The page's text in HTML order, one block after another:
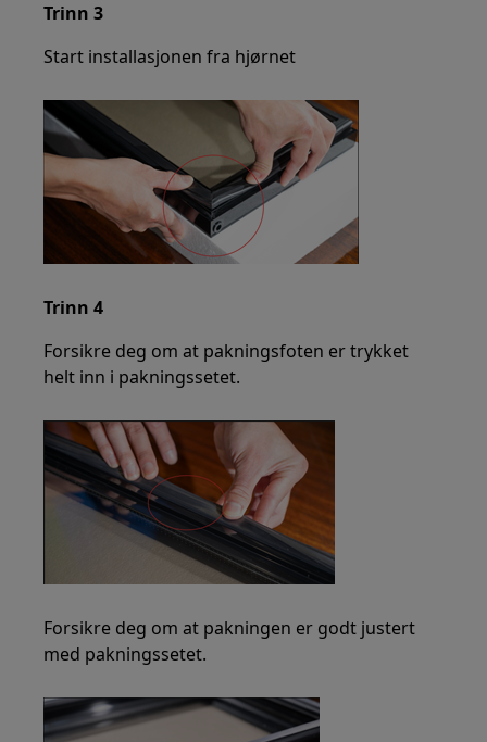
Trinn 3
Start installasjonen fra hjørnet
Trinn 4
Forsikre deg om at pakningsfoten er trykket
helt inn i pakningssetet.
Forsikre deg om at pakningen er godt justert
med pakningssetet.